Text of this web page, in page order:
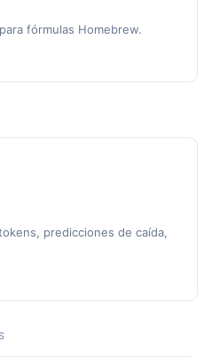
fórmulas Homebrew.
predicciones de caída,